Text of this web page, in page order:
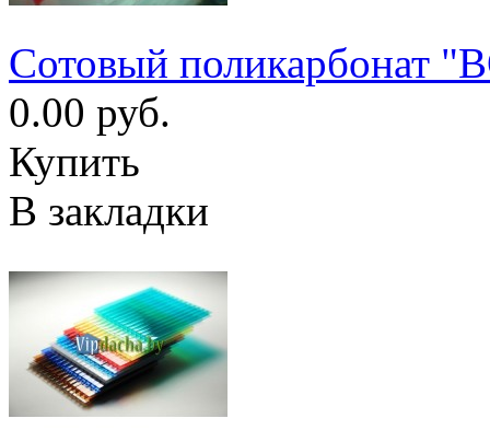
Сотовый поликарбонат
0.00 руб.
Купить
В закладки